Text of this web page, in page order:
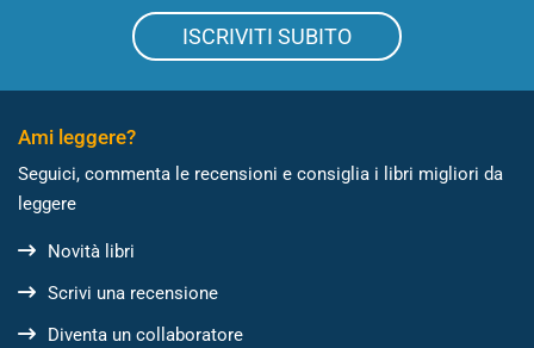
ISCRIVITI SUBITO
Ami leggere?
Seguici, commenta le recensioni e consiglia i libri migliori da
leggere
Novità libri
Scrivi una recensione
Diventa un collaboratore